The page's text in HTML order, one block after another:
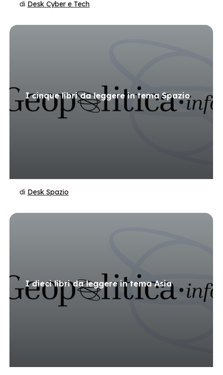
di Desk Cyber e Tech
I cinque libri da leggere in tema Spazio
di Desk Spazio
I dieci libri da leggere in tema Asia